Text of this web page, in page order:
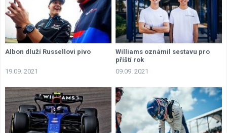
Albon dluží Russellovi pivo
19.09. 2021
Williams oznámil sestavu pro
příští rok
09.09. 2021